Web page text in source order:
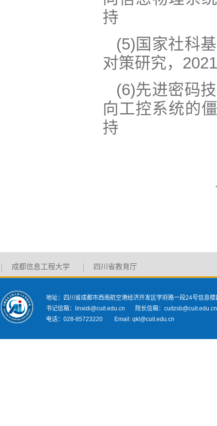
持
(5)国家社科
对策研究，
(6)先进密码
向工控系统的
持
成都信息工程大学 四川省教育厅
地址：四川省成都市西南航空港经济开发区学府路一段24号信息楼
书记信箱：linxidi@cuit.edu.cn 院长信箱：cuitzsb@cuit.edu.cn
电话：028-85723220 Email: qkl@cuit.edu.cn